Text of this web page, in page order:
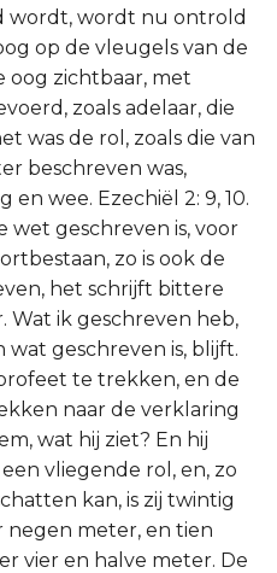
wordt, wordt nu ontrold
op de vleugels van de
oog zichtbaar, met
zoals adelaar, die
was de rol, zoals die van
beschreven was,
wee. Ezechiël 2: 9, 10.
wet geschreven is, voor
zo is ook de
het schrijft bittere
Wat ik geschreven heb,
geschreven is, blijft.
te trekken, en de
naar de verklaring
wat hij ziet? En hij
vliegende rol, en, zo
kan, is zij twintig
negen meter, en tien
vier en halve meter. De